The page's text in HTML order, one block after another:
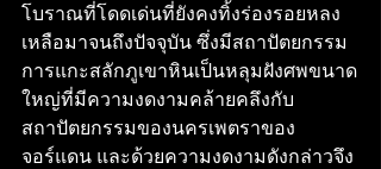
โบราณที่โดดเด่นที่ยังคงทิ้งร่องรอยหลง
เหลือมาจนถึงปัจจุบัน ซึ่งมีสถาปัตยกรรม
การแกะสลักภูเขาหินเป็นหลุมฝังศพขนาด
ใหญ่ที่มีความงดงามคล้ายคลึงกับ
สถาปัตยกรรมของนครเพตราของ
จอร์แดน และด้วยความงดงามดังกล่าวจึง